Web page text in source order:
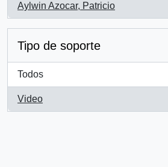
Aylwin Azocar, Patricio
, 1 resultados
Tipo de soporte
Todos
Video
, 1 resultados